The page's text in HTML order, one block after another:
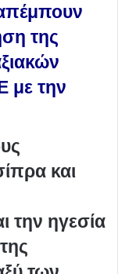
της
με την
και
την ηγεσία